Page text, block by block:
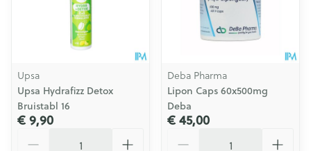
Upsa
Upsa Hydrafizz Detox
Bruistabl 16
€ 9,90
Deba Pharma
Lipon Caps 60x500mg
Deba
€ 45,00